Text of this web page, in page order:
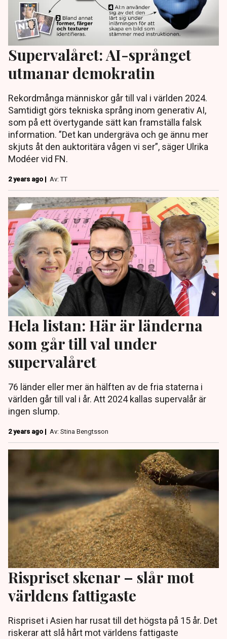
Supervalåret: AI-språnget
utmanar demokratin
Rekordmånga människor går till val i världen 2024.
Samtidigt görs tekniska språng inom generativ AI,
som på ett övertygande sätt kan framställa falsk
information. ”Det kan undergräva och ge ännu mer
skjuts åt den auktoritära vågen vi ser”, säger Ulrika
Modéer vid FN.
2 years ago | Av: TT
Hela listan: Här är länderna
som går till val under
supervalåret
76 länder eller mer än hälften av de fria staterna i
världen går till val i år. Att 2024 kallas supervalår är
ingen slump.
2 years ago | Av: Stina Bengtsson
Rispriset skenar – slår mot
världens fattigaste
Rispriset i Asien har rusat till det högsta på 15 år. Det
riskerar att slå hårt mot världens fattigaste